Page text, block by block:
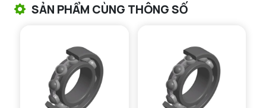
VÒNG BI KIM NTN
VÒNG BI CHẶN TRỤC NTN
VÒNG BI LĂN TRỤ ĐẨY NTN
SẢN PHẨM CÙNG THÔNG SỐ